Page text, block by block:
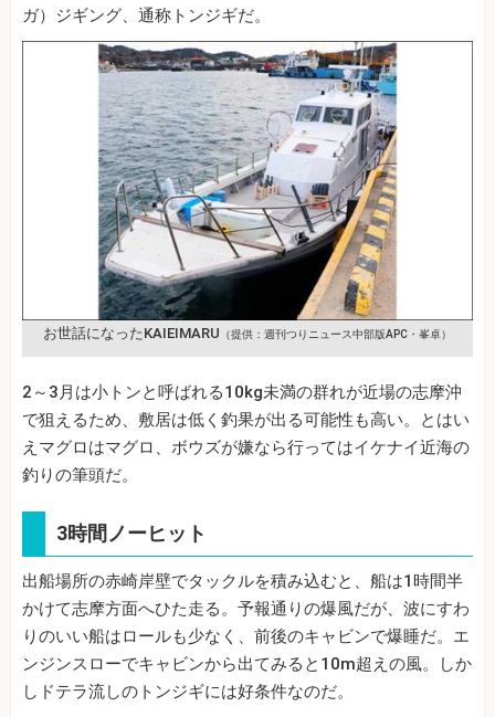
ガ）ジギング、通称トンジギだ。
お世話になったKAIEIMARU （提供：週刊つりニュース中部版APC・峯卓）
2～3月は小トンと呼ばれる10kg未満の群れが近場の志摩沖
で狙えるため、敷居は低く釣果が出る可能性も高い。とはい
えマグロはマグロ、ボウズが嫌なら行ってはイケナイ近海の
釣りの筆頭だ。
3時間ノーヒット
出船場所の赤崎岸壁でタックルを積み込むと、船は1時間半
かけて志摩方面へひた走る。予報通りの爆風だが、波にすわ
りのいい船はロールも少なく、前後のキャビンで爆睡だ。エ
ンジンスローでキャビンから出てみると10m超えの風。しか
しドテラ流しのトンジギには好条件なのだ。